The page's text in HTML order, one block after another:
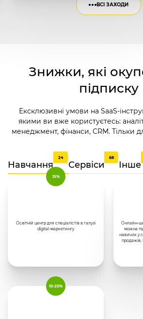
ВСІ ЗАХОДИ
Знижки, які
підписку
Ексклюзивні умови на SaaS-
якими ви вже користуєтесь:
менеджмент, фінанси, CRM. Тільки
Навчання
24
Сервіси
68
Інше
15%
Освітній центр для спеціалістів в галузі
digital-маркетингу
Онлайн-
можна
навичок у
продажів,
10-20%